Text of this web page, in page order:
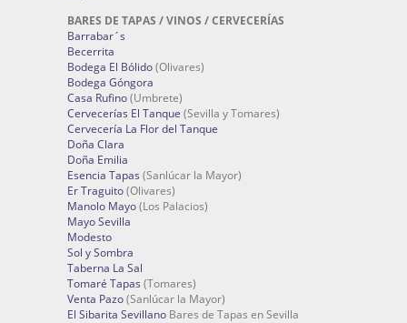
BARES DE TAPAS / VINOS / CERVECERÍAS
Barrabar´s
Becerrita
Bodega El Bólido(Olivares)
Bodega Góngora
Casa Rufino(Umbrete)
Cervecerías El Tanque (Sevilla y Tomares)
Cervecería La Flor del Tanque
Doña Clara
Doña Emilia
Esencia Tapas (Sanlúcar la Mayor)
Er Traguito(Olivares)
Manolo Mayo(Los Palacios)
Mayo Sevilla
Modesto
Sol y Sombra
Taberna La Sal
Tomaré Tapas (Tomares)
Venta Pazo(Sanlúcar la Mayor)
El Sibarita Sevillano Bares de Tapas en Sevilla